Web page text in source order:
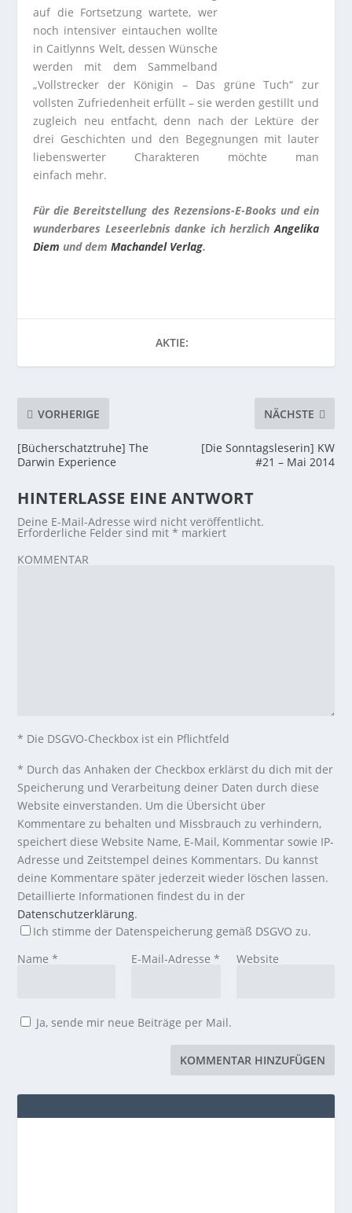
auf die Fortsetzung wartete, wer
noch intensiver eintauchen wollte
in Caitlynns Welt, dessen Wünsche
werden mit dem Sammelband
„Vollstrecker der Königin – Das grüne Tuch“ zur
vollsten Zufriedenheit erfüllt – sie werden gestillt und
zugleich neu entfacht, denn nach der Lektüre der
drei Geschichten und den Begegnungen mit lauter
liebenswerter Charakteren möchte man
einfach mehr.
Für die Bereitstellung des Rezensions-E-Books und ein
wunderbares Leseerlebnis danke ich herzlichAngelika
Diem und demMachandel Verlag.
AKTIE:
VORHERIGE
[Bücherschatztruhe] The
Darwin Experience
NÄCHSTE
[Die Sonntagsleserin] KW
#21 – Mai 2014
HINTERLASSE EINE ANTWORT
Deine E-Mail-Adresse wird nicht veröffentlicht.
Erforderliche Felder sind mit* markiert
KOMMENTAR
* Die DSGVO-Checkbox ist ein Pflichtfeld
* Durch das Anhaken der Checkbox erklärst du dich mit der
Speicherung und Verarbeitung deiner Daten durch diese
Website einverstanden. Um die Übersicht über
Kommentare zu behalten und Missbrauch zu verhindern,
speichert diese Website Name, E-Mail, Kommentar sowie IP-
Adresse und Zeitstempel deines Kommentars. Du kannst
deine Kommentare später jederzeit wieder löschen lassen.
Detaillierte Informationen findest du in der
Datenschutzerklärung.
Ich stimme der Datenspeicherung gemäß DSGVO zu.
Name* E-Mail-Adresse * Website
Ja, sende mir neue Beiträge per Mail.